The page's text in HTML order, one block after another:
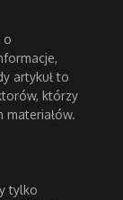
o
artykuł to
którzy
materiałów.
tylko